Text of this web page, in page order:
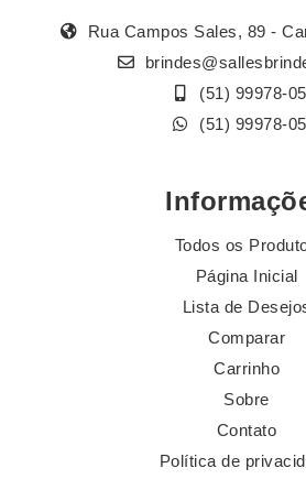
Rua Campos Sales, 89 -
(51) 99978-
(51) 99978-
Todos os
Página Inicial
Lista de
Comparar
Carrinho
Sobre
Contato
Política de